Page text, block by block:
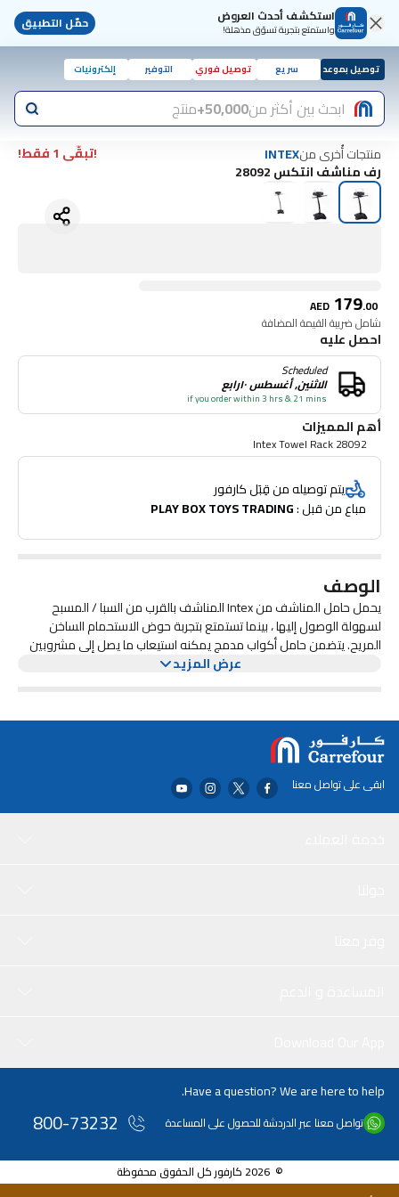
استكشف أحدث العروض
واستمتع بتجربة تسوّق مذهلة! حمّل التطبيق
توصيل بموعد سريع توصيل فوري التوفير إلكترونيات
ابحث بين أكثر من50,000+ منتج
منتجات أُخرى منINTEX
!تبقّى 1 فقط!
رف مناشف انتكس 28092
AED 179.00
شامل ضريبة القيمة المضافة
احصل عليه
Scheduled
الاثنين, أغسطس ١٠رابع
if you order within 3 hrs & 21 mins
أهم المميزات
Intex Towel Rack 28092
يتم توصيله من قِبَل كارفور
مباع من قبل : PLAY BOX TOYS TRADING
الوصف
يحمل حامل المناشف من Intex المناشف بالقرب من السبا / المسبح
لسهولة الوصول إليها ، بينما تستمتع بتجربة حوض الاستحمام الساخن
المريح. يتضمن حامل أكواب مدمج يمكنه استيعاب ما يصل إلى مشروبين
بالحجم القياسي. يمكن ملء القاعدة بالماء من أجل الثبات.
عرض المزيد
ابقى على تواصل معنا
Have a question? We are here to help.
تواصل معنا عبر الدردشة للحصول على المساعدة 800-73232
© 2026 كارفور كل الحقوق محفوظة